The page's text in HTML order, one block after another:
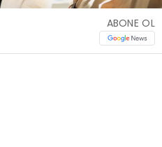
ABONE OL